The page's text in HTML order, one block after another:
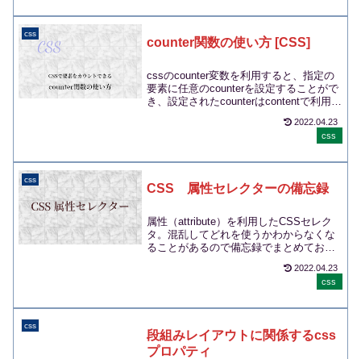
css
counter関数の使い方 [CSS]
cssのcounter変数を利用すると、指定の
要素に任意のcounterを設定することがで
き、設定されたcounterはcontentで利用す
2022.04.23
css
css
CSS 属性セレクターの備忘録
属性（attribute）を利用したCSSセレク
タ。混乱してどれを使うかわからなくな
ることがあるので備忘録でまとめておき
2022.04.23
css
css
段組みレイアウトに関係するcss
プロパティ